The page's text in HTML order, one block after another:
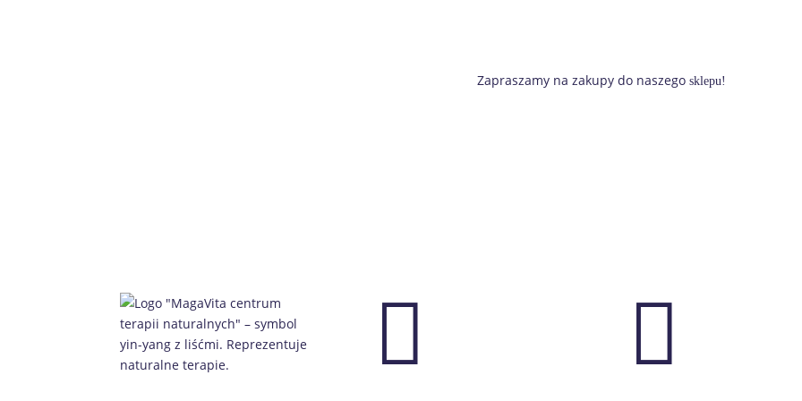
Zapraszamy na zakupy do naszego sklepu!
 